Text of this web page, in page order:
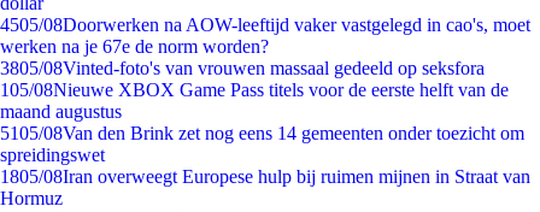
4505/08Doorwerken na AOW-leeftijd vaker vastgelegd in cao's, moet
werken na je 67e de norm worden?
3805/08Vinted-foto's van vrouwen massaal gedeeld op seksfora
105/08Nieuwe XBOX Game Pass titels voor de eerste helft van de
maand augustus
5105/08Van den Brink zet nog eens 14 gemeenten onder toezicht om
spreidingswet
1805/08Iran overweegt Europese hulp bij ruimen mijnen in Straat van
Hormuz